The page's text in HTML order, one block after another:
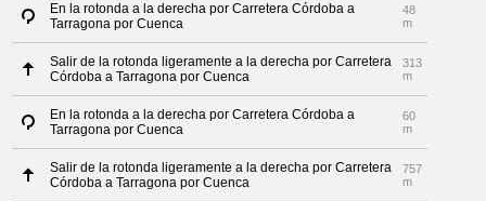
En la rotonda a la derecha por Carretera Córdoba a
Tarragona por Cuenca
48
m
Salir de la rotonda ligeramente a la derecha por Carretera
Córdoba a Tarragona por Cuenca
313
m
En la rotonda a la derecha por Carretera Córdoba a
Tarragona por Cuenca
60
m
Salir de la rotonda ligeramente a la derecha por Carretera
Córdoba a Tarragona por Cuenca
757
m